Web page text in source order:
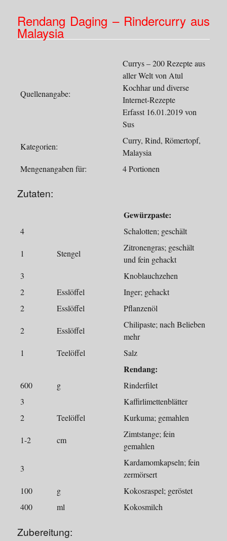
Rendang Daging – Rindercurry aus
Malaysia
Quellenangabe:
Currys – 200 Rezepte aus
aller Welt von Atul
Kochhar und diverse
Internet-Rezepte
Erfasst 16.01.2019 von
Sus
Kategorien:
Curry, Rind, Römertopf,
Malaysia
Mengenangaben für:
4 Portionen
Zutaten:
Gewürzpaste:
4 Schalotten; geschält
1 Stengel
Zitronengras; geschält
und fein gehackt
3
Knoblauchzehen
2
Esslöffel
Inger; gehackt
2
Esslöffel Pflanzenöl
2 Esslöffel
Chilipaste; nach Belieben
mehr
1
Teelöffel Salz
Rendang:
600 g
Rinderfilet
3
Kaffirlimettenblätter
2
Teelöffel Kurkuma; gemahlen
1-2 cm
Zimtstange; fein
gemahlen
3
Kardamomkapseln; fein
zermörsert
100
g
Kokosraspel; geröstet
400
ml Kokosmilch
Zubereitung: